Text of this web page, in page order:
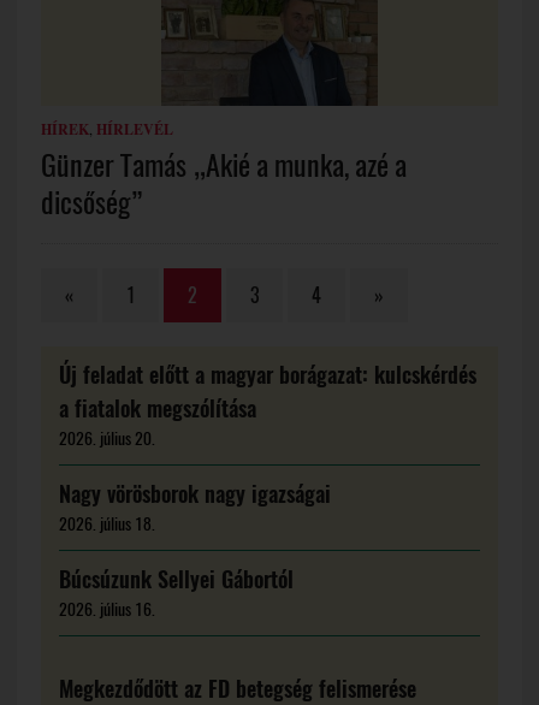
HÍREK HÍRLEVÉL
Günzer Tamás „Akié a munka, azé a
dicsőség”
« 1 2 3 4 »
Új feladat előtt a magyar borágazat: kulcskérdés
a fiatalok megszólítása
2026. július 20.
Nagy vörösborok nagy igazságai
2026. július 18.
Búcsúzunk Sellyei Gábortól
2026. július 16.
Megkezdődött az FD betegség felismerése